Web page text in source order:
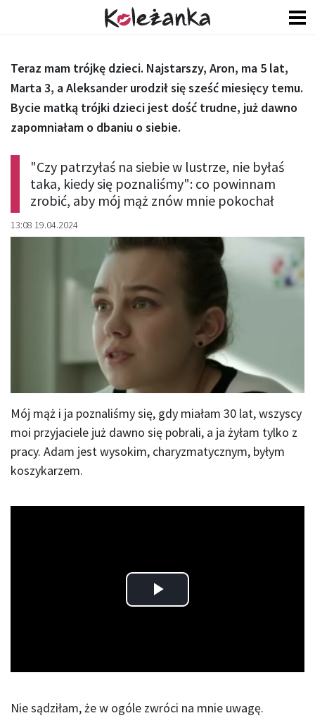
"Czy patrzyłaś na siebie w lustrze, nie byłaś
taka, kiedy się poznaliśmy": co powinnam
zrobić, aby mój mąż znów mnie pokochał
13:08 19.04.2024
Teraz mam trójkę dzieci. Najstarszy, Aron, ma 5 lat,
Marta 3, a Aleksander urodził się sześć miesięcy temu.
Bycie matką trójki dzieci jest dość trudne, już dawno
zapomniałam o dbaniu o siebie.
Mój mąż i ja poznaliśmy się, gdy miałam 30 lat, wszyscy
moi przyjaciele już dawno się pobrali, a ja żyłam tylko z
pracy. Adam jest wysokim, charyzmatycznym, byłym
koszykarzem.
Play
Nie sądziłam, że w ogóle zwróci na mnie uwagę.